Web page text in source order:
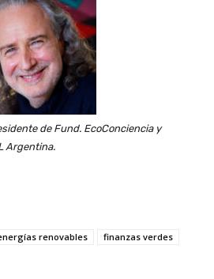
de Fund. EcoConciencia y
Argentina.
renovables
finanzas verdes